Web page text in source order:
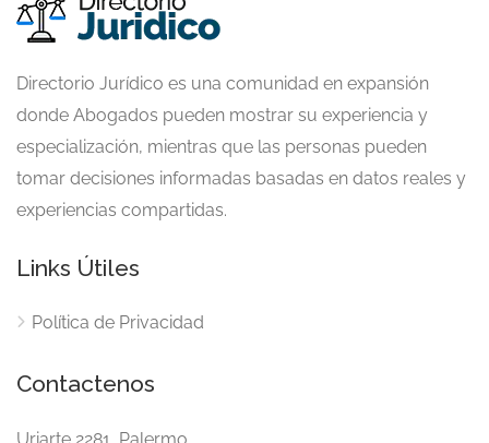
Directorio Jurídico es una comunidad en expansión
donde Abogados pueden mostrar su experiencia y
especialización, mientras que las personas pueden
tomar decisiones informadas basadas en datos reales y
experiencias compartidas.
Links Útiles
Política de Privacidad
Contactenos